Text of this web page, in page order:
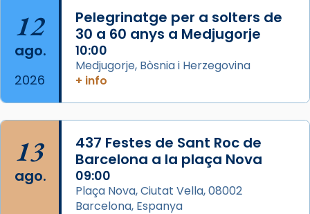
Foto
View on Facebook ·
12
ago.
2026
Pelegrinatge per a solters de
30 a 60 anys a Medjugorje
10:00
Medjugorje, Bòsnia i Herzegovina
+ info
13
ago.
437 Festes de Sant Roc de
Barcelona a la plaça Nova
09:00
Plaça Nova, Ciutat Vella, 08002
Barcelona, Espanya